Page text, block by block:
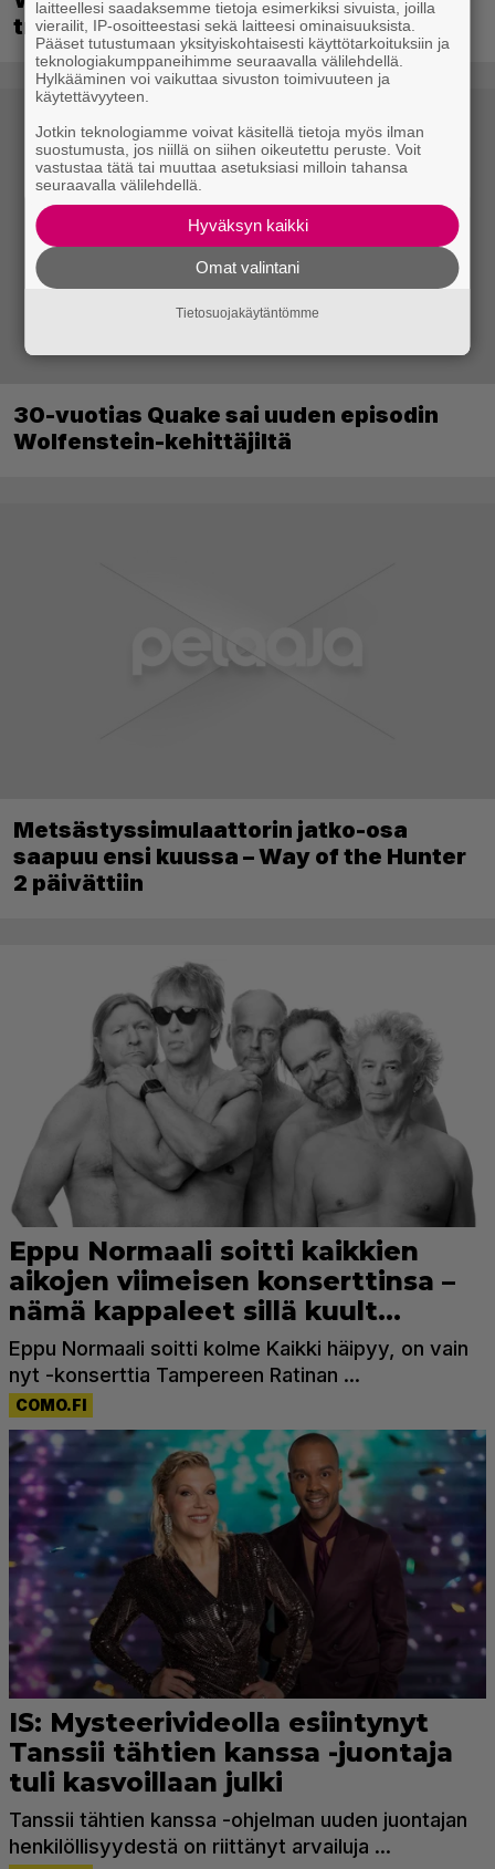
trailerin
30-vuotias Quake sai uuden episodin
Wolfenstein-kehittäjiltä
Metsästyssimulaattorin jatko-osa
saapuu ensi kuussa – Way of the Hunter
2 päivättiin
laitteellesi saadaksemme tietoja esimerkiksi sivuista, joilla
vierailit, IP-osoitteestasi sekä laitteesi ominaisuuksista.
Pääset tutustumaan yksityiskohtaisesti käyttötarkoituksiin ja
teknologiakumppaneihimme seuraavalla välilehdellä.
Hylkääminen voi vaikuttaa sivuston toimivuuteen ja
käytettävyyteen.
Jotkin teknologiamme voivat käsitellä tietoja myös ilman
suostumusta, jos niillä on siihen oikeutettu peruste. Voit
vastustaa tätä tai muuttaa asetuksiasi milloin tahansa
seuraavalla välilehdellä.
Hyväksyn kaikki
Omat valintani
Tietosuojakäytäntömme